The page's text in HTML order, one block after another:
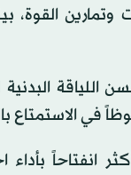
اللياقة
في الاستمتاع
بأداء